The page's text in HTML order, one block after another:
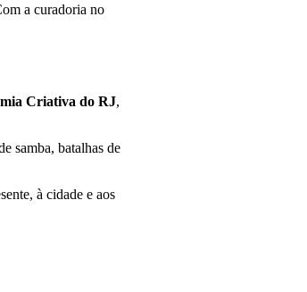
a curadoria no
Criativa do RJ,
samba, batalhas de
à cidade e aos